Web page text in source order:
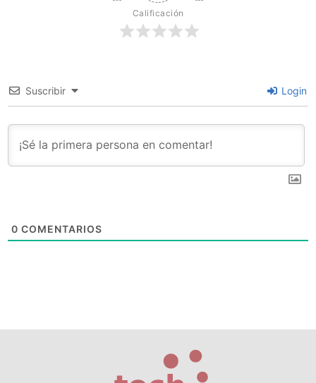
Calificación
Suscribir Login
0 COMENTARIOS